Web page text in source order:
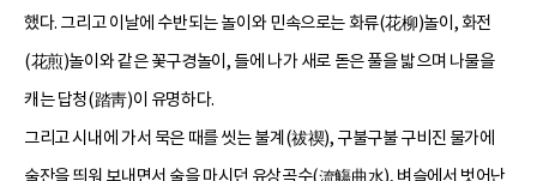
했다. 그리고 이날에 수반되는 놀이와 민속으로는 화류(花柳)놀이, 화전
(花煎)놀이와 같은 꽃구경놀이, 들에 나가 새로 돋은 풀을 밟으며 나물을
캐는 답청(踏靑)이 유명하다.
그리고 시내에 가서 묵은 때를 씻는 불계(祓禊), 구불구불 구비진 물가에
술잔을 띄워 보내면서 술을 마시던 유상곡수(流觴曲水), 벼슬에서 벗어난